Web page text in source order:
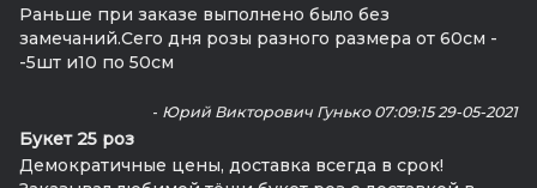
Раньше при заказе выполнено было без
замечаний.Сего дня розы разного размера от 60см -
-5шт и10 по 50см
- Юрий Викторович Гунько 07:09:15 29-05-2021
Букет 25 роз
Демократичные цены, доставка всегда в срок!